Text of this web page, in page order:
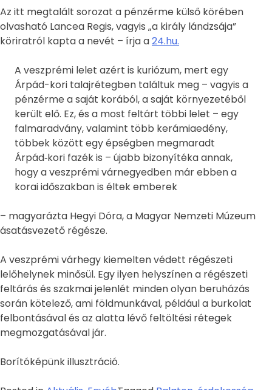
Az itt megtalált sorozat a pénzérme külső körében
olvasható Lancea Regis, vagyis „a király lándzsája”
köriratról kapta a nevét – írja a24.hu.
A veszprémi lelet azért is kuriózum, mert egy
Árpád-kori talajrétegben találtuk meg – vagyis a
pénzérme a saját korából, a saját környezetéből
került elő. Ez, és a most feltárt többi lelet – egy
falmaradvány, valamint több kerámiaedény,
többek között egy épségben megmaradt
Árpád‑kori fazék is – újabb bizonyítéka annak,
hogy a veszprémi várnegyedben már ebben a
korai időszakban is éltek emberek
– magyarázta Hegyi Dóra, a Magyar Nemzeti Múzeum
ásatásvezető régésze.
A veszprémi várhegy kiemelten védett régészeti
lelőhelynek minősül. Egy ilyen helyszínen a régészeti
feltárás és szakmai jelenlét minden olyan beruházás
során kötelező, ami földmunkával, például a burkolat
felbontásával és az alatta lévő feltöltési rétegek
megmozgatásával jár.
Borítóképünk illusztráció.